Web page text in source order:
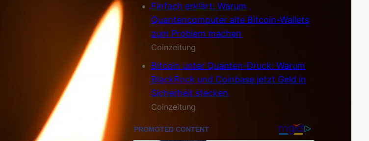
Einfach erklärt: Warum
Quantencomputer alte Bitcoin-Wallets
zum Problem machen
Coinzeitung
Bitcoin unter Quanten-Druck: Warum
BlackRock und Coinbase jetzt Geld in
Sicherheit stecken
Coinzeitung